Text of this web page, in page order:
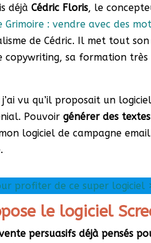
déjàCédric Floris, le
Grimoire : vendre avec des
de Cédric. Il met tout
copywriting, sa formation
vu qu’il proposait un
Pouvoirgénérer des
logiciel de campagne
profiter de ce super logiciel
le logiciel
persuasifs déjà pensés